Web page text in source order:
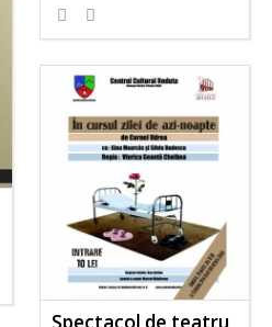
Spectacol de teatru